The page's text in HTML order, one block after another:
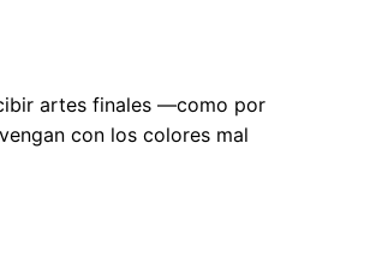
artes finales —como por
con los colores mal